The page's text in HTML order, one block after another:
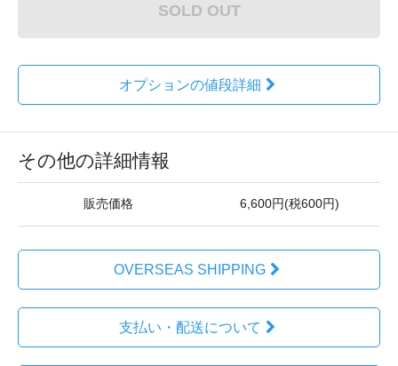
SOLD OUT
オプションの値段詳細
その他の詳細情報
販売価格 6,600円(税600円)
OVERSEAS SHIPPING
支払い・配送について